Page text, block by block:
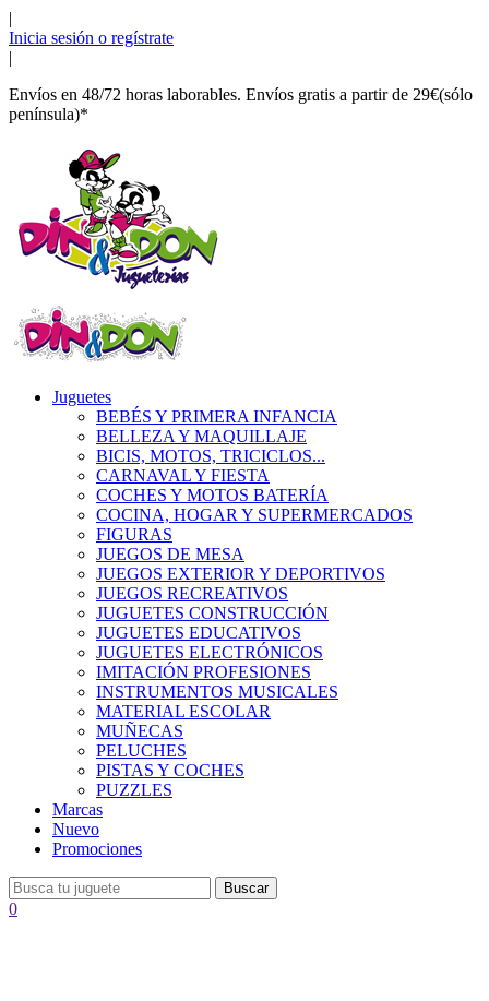
|
Inicia sesión o regístrate
|
Envíos en 48/72 horas laborables. Envíos gratis a partir de 29€(sólo
península)*
Juguetes
BEBÉS Y PRIMERA INFANCIA
BELLEZA Y MAQUILLAJE
BICIS, MOTOS, TRICICLOS...
CARNAVAL Y FIESTA
COCHES Y MOTOS BATERÍA
COCINA, HOGAR Y SUPERMERCADOS
FIGURAS
JUEGOS DE MESA
JUEGOS EXTERIOR Y DEPORTIVOS
JUEGOS RECREATIVOS
JUGUETES CONSTRUCCIÓN
JUGUETES EDUCATIVOS
JUGUETES ELECTRÓNICOS
IMITACIÓN PROFESIONES
INSTRUMENTOS MUSICALES
MATERIAL ESCOLAR
MUÑECAS
PELUCHES
PISTAS Y COCHES
PUZZLES
Marcas
Nuevo
Promociones
Buscar
0